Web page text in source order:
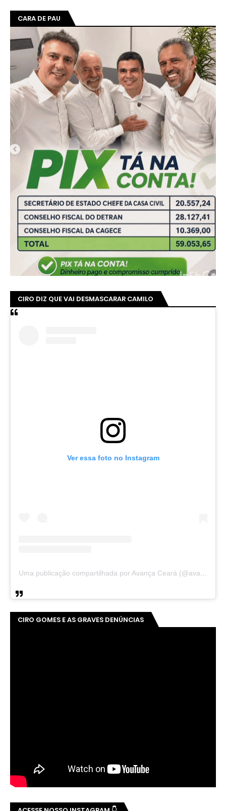
CARA DE PAU
CIRO DIZ QUE VAI DESMASCARAR CAMILO
Ver essa foto no Instagram
Uma publicação compartilhada por Avança Ceará (@avancaceara)
CIRO GOMES E AS GRAVES DENÚNCIAS